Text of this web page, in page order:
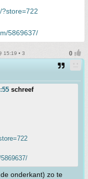
5869637/
15:19 • 3
schreef
onderkant) zo te